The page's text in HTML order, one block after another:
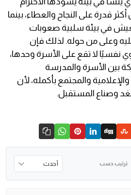
قدرة على النجاح والعطاء، بينما
في بيئة سلبية صعوبات
وعلى من حوله. لذلك فإن
لا تقع على الأسرة وحدها،
بين الأسرة والمدرسة
والمجتمع بأكمله، لأن
وصناع المستقبل.
ترتيب حسب